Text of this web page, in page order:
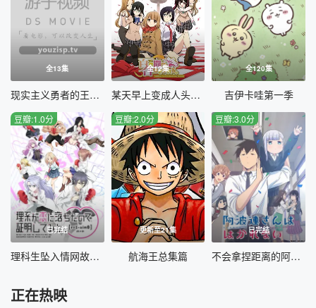
全13集
现实主义勇者的王国再建记第二季
全12集
某天早上变成人头麦克风的我君的人生
全120集
吉伊卡哇第一季
已完结
豆瓣:1.0分
理科生坠入情网故尝试证明第二季国语
更新至21集
豆瓣:2.0分
航海王总集篇
已完结
豆瓣:3.0分
不会拿捏距离的阿波连同学国语
正在热映